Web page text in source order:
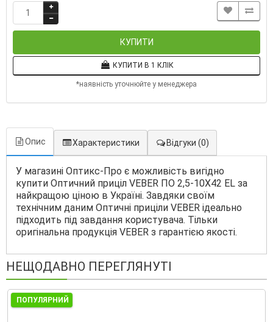
КУПИТИ
КУПИТИ В 1 КЛІК
*наявність уточнюйте у менеджера
Опис Характеристики Відгуки (0)
У магазині Оптикс-Про є можливість вигідно
купити Оптичний приціл VEBER ПО 2,5-10Х42 EL за
найкращою ціною в Україні. Завдяки своїм
технічним даним Оптичні приціли VEBER ідеально
підходить під завдання користувача. Тільки
оригінальна продукція VEBER з гарантією якості.
НЕЩОДАВНО ПЕРЕГЛЯНУТІ
ПОПУЛЯРНИЙ